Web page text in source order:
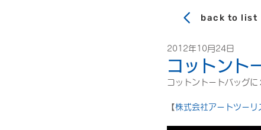
back to list
コットント
2012年10月24日
コットントートバッグに
【株式会社アートツーリ